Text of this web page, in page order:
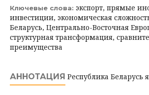
Ключевые слова: экспорт, прямые
инвестиции, экономическая
Беларусь, Центрально-Восточная
структурная трансформация,
преимущества
АННОТАЦИЯ Республика Беларусь